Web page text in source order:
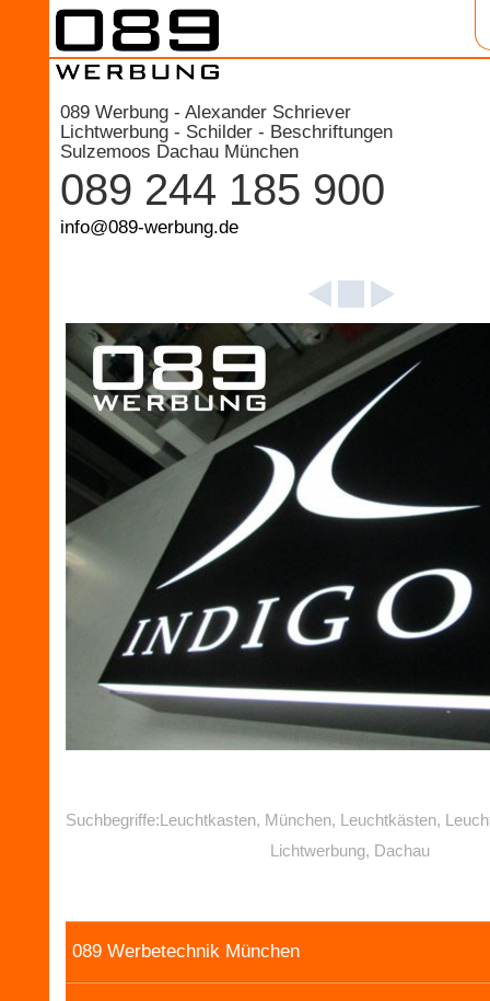
089 Werbung - Alexander Schriever
Lichtwerbung - Schilder - Beschriftungen
Sulzemoos Dachau München
089 244 185 900
info@089-werbung.de
Suchbegriffe:Leuchtkasten, München, Leuchtkästen,
Lichtwerbung, Dachau
089 Werbetechnik München